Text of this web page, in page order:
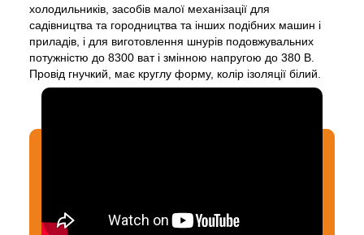
холодильників, засобів малої механізації для
садівництва та городництва та інших подібних машин і
приладів, і для виготовлення шнурів подовжувальних
потужністю до 8300 ват і змінною напругою до 380 В.
Провід гнучкий, має круглу форму, колір ізоляції білий.